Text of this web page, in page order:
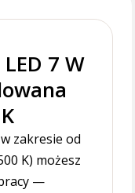
7 W
zakresie od
K) możesz
—